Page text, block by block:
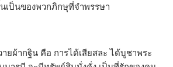
เป็นของพวกภิกษุที่จำพรรษา
ยผ้ากฐิน คือ การได้เสียสละ ได้บูชาพระ